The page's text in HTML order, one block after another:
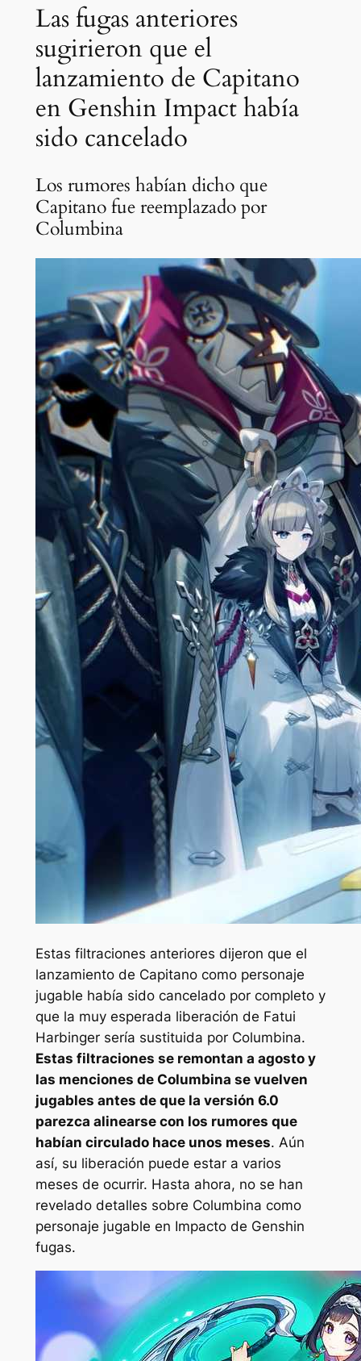
Las fugas anteriores
sugirieron que el
lanzamiento de Capitano
en Genshin Impact había
sido cancelado
Los rumores habían dicho que
Capitano fue reemplazado por
Columbina
Estas filtraciones anteriores dijeron que el
lanzamiento de Capitano como personaje
jugable había sido cancelado por completo y
que la muy esperada liberación de Fatui
Harbinger sería sustituida por Columbina.
Estas filtraciones se remontan a agosto y
las menciones de Columbina se vuelven
jugables antes de que la versión 6.0
parezca alinearse con los rumores que
habían circulado hace unos meses. Aún
así, su liberación puede estar a varios
meses de ocurrir. Hasta ahora, no se han
revelado detalles sobre Columbina como
personaje jugable en Impacto de Genshin
fugas.